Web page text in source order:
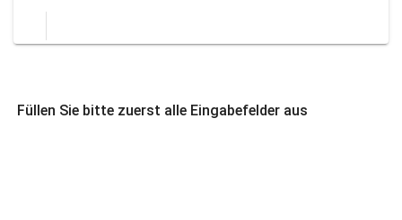
Füllen Sie bitte zuerst alle Eingabefelder aus